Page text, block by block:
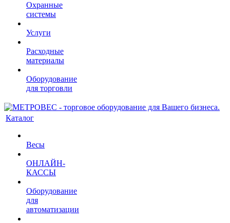
Охранные
системы
Услуги
Расходные
материалы
Оборудование
для торговли
Каталог
Весы
ОНЛАЙН-
КАССЫ
Оборудование
для
автоматизации